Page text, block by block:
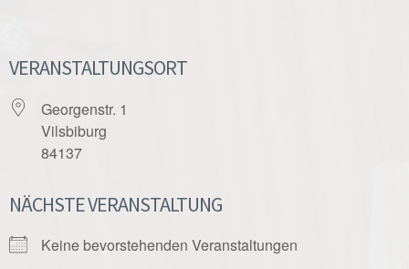
VERANSTALTUNGSORT
Georgenstr. 1
Vilsbiburg
84137
NÄCHSTE VERANSTALTUNG
Keine bevorstehenden Veranstaltungen